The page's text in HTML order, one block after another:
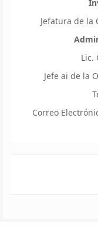
Jefatura de la
Lic.
Jefe ai de la
Correo